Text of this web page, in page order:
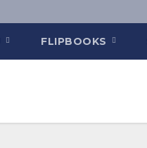
FLIPBOOKS